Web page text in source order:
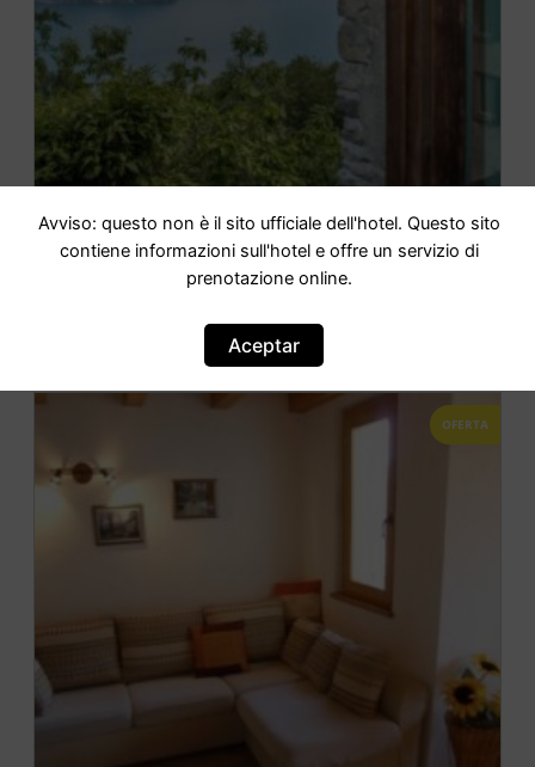
Casa San Martino Lago Di Como
OFERTA
Avviso: questo non è il sito ufficiale dell'hotel. Questo sito
contiene informazioni sull'hotel e offre un servizio di
prenotazione online.
Aceptar